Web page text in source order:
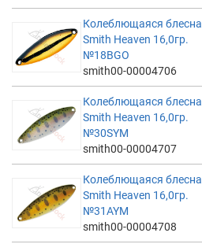
Колеблющаяся блесна
Smith Heaven 16,0гр.
№18BGO
smith00-00004706
Колеблющаяся блесна
Smith Heaven 16,0гр.
№30SYM
smith00-00004707
Колеблющаяся блесна
Smith Heaven 16,0гр.
№31AYM
smith00-00004708